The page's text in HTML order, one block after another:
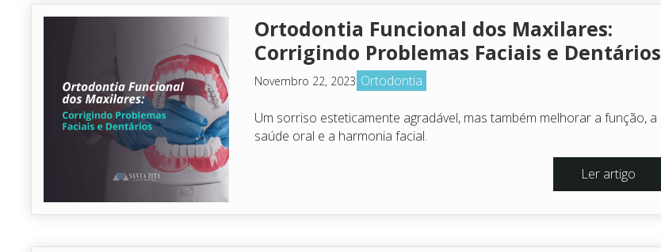
Ortodontia Funcional dos Maxilares:
Corrigindo Problemas Faciais e Dentários
Novembro 22, 2023 Ortodontia
Um sorriso esteticamente agradável, mas também melhorar a função, a
saúde oral e a harmonia facial.
Ler artigo